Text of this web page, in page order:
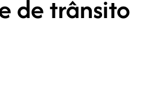
de trânsito